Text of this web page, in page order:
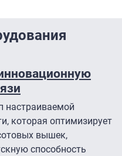
настраиваемой
которая оптимизирует
вышек,
способность